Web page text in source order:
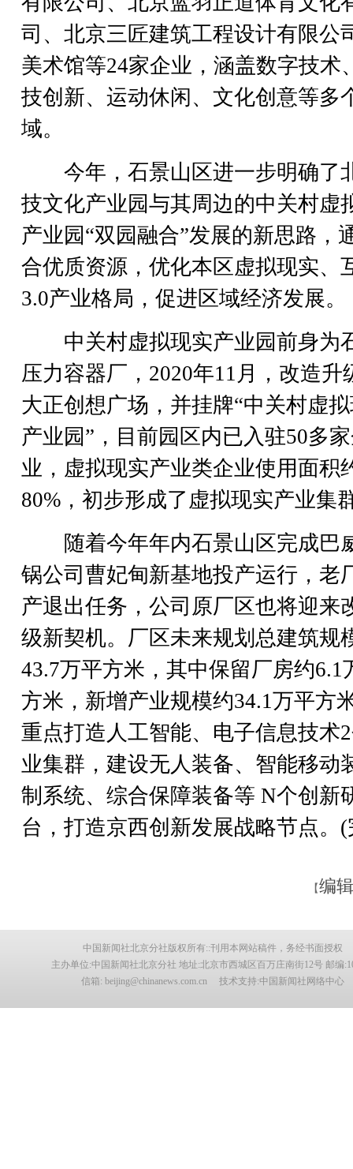
司、北京三匠建筑工程设计有限公
美术馆等24家企业，涵盖数字技术
技创新、运动休闲、文化创意等多
域。
今年，石景山区进一步明确了
技文化产业园与其周边的中关村虚
产业园“双园融合”发展的新思路，
合优质资源，优化本区虚拟现实、
3.0产业格局，促进区域经济发展。
中关村虚拟现实产业园前身为
压力容器厂，2020年11月，改造升
大正创想广场，并挂牌“中关村虚
产业园”，目前园区内已入驻50多
业，虚拟现实产业类企业使用面积
80%，初步形成了虚拟现实产业集
随着今年年内石景山区完成巴
锅公司曹妃甸新基地投产运行，老
产退出任务，公司原厂区也将迎来
级新契机。厂区未来规划总建筑规
43.7万平方米，其中保留厂房约6.1
方米，新增产业规模约34.1万平方
重点打造人工智能、电子信息技术
业集群，建设无人装备、智能移动
制系统、综合保障装备等 N个创新
台，打造京西创新发展战略节点。(
【编
中国新闻社北京分社版权所有::刊用本网站稿件，务经书面授权
主办单位:中国新闻社北京分社 地址:北京市西城区百万庄南街12号 邮编
信箱: beijing@chinanews.com.cn 技术支持:中国新闻社网络中心